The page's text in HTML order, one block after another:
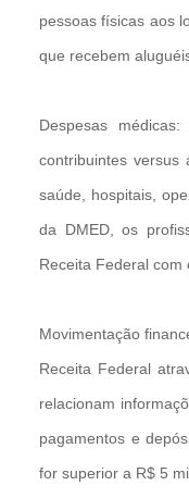
pessoas físicas aos
que recebem
Despesas
contribuintes versus
saúde, hospitais,
da DMED, os
Receita Federal
Movimentação
Receita Federal
relacionam
pagamentos e
for superior a R$ 5